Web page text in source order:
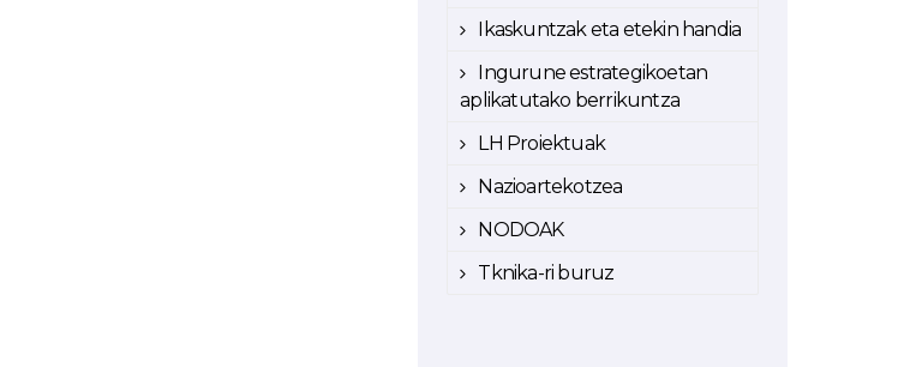
Ikaskuntzak eta etekin handia
Ingurune estrategikoetan
aplikatutako berrikuntza
LH Proiektuak
Nazioartekotzea
NODOAK
Tknika-ri buruz